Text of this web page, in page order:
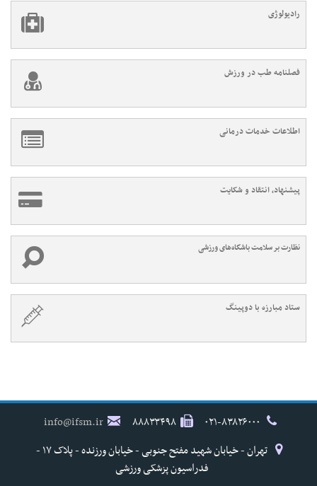
رادیولوژی
فصلنامه طب در ورزش
اطلاعات خدمات درمانی
پیشنهاد، انتقاد و شکایت
نظارت بر سلامت باشگاه‌های ورزشی
ستاد مبارزه با دوپینگ
۸۸۸۳۳۴۹۸
info@ifsm.ir
تهران - خیابان شهید مفتح جنوبی - خیابان ورزنده - پلاک ۱۷ -
فدراسیون پزشکی ورزشی